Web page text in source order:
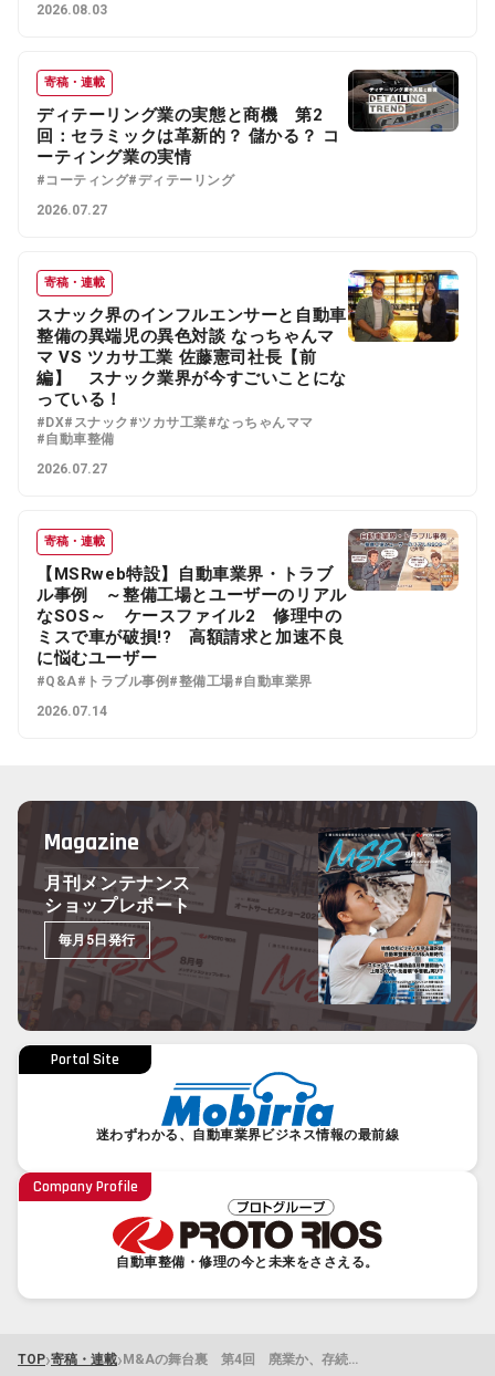
2026.08.03
寄稿・連載
ディテーリング業の実態と商機 第2
回：セラミックは革新的？ 儲かる？ コ
ーティング業の実情
#コーティング#ディテーリング
2026.07.27
寄稿・連載
スナック界のインフルエンサーと自動車
整備の異端児の異色対談 なっちゃんマ
マ VS ツカサ工業 佐藤憲司社長【前
編】 スナック業界が今すごいことにな
っている！
#DX#スナック #ツカサ工業#なっちゃんママ
#自動車整備
2026.07.27
寄稿・連載
【MSRweb特設】自動車業界・トラブ
ル事例 ～整備工場とユーザーのリアル
なSOS～ ケースファイル2 修理中の
ミスで車が破損!? 高額請求と加速不良
に悩むユーザー
#Q&A#トラブル事例 #整備工場#自動車業界
2026.07.14
Magazine
月刊メンテナンス
ショップレポート
毎月5日発行
Portal Site
迷わずわかる、自動車業界ビジネス情報の最前線
Company Profile
自動車整備・修理の今と未来をささえる。
TOP›寄稿・連載› M&Aの舞台裏 第4回 廃業か、存続か――指定工場が選んだ第三の道